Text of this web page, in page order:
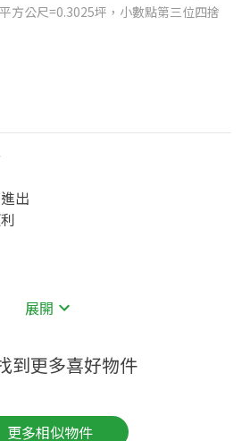
方公尺=0.3025坪，小數點第三位四捨
出
展開
到更多喜好物件
更多相似物件